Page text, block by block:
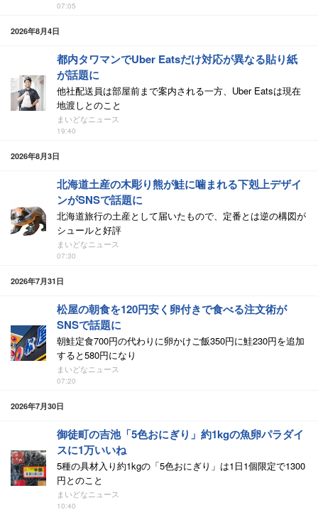
07:05
2026年8月4日
都内タワマンでUber Eatsだけ対応が異なる貼り紙
が話題に
他社配送員は部屋前まで案内される一方、Uber Eatsは現在
地渡しとのこと
まいどなニュース
19:40
2026年8月3日
北海道土産の木彫り熊が鮭に噛まれる下剋上デザイ
ンがSNSで話題に
北海道旅行の土産として届いたもので、定番とは逆の構図が
シュールと好評
まいどなニュース
07:30
2026年7月31日
松屋の朝食を120円安く卵付きで食べる注文術が
SNSで話題に
朝鮭定食700円の代わりに卵かけご飯350円に鮭230円を追加
すると580円になり
まいどなニュース
07:20
2026年7月30日
御徒町の吉池「5色おにぎり」約1kgの魚卵パラダイ
スに1万いいね
5種の具材入り約1kgの「5色おにぎり」は1日1個限定で1300
円とのこと
まいどなニュース
10:40